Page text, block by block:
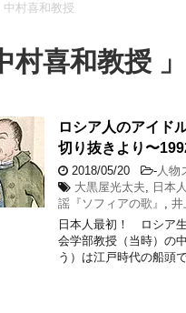
中村喜和教授
村喜和教授
ロシア人のアイド
切り抜きより〜
2018/05/20 -人物
大黒屋光太夫, 日本
謡『ソフィアの歌』 , 井
日本人最初！ ロシア
会学部教授（当時）の
う）は江戸時代の船頭